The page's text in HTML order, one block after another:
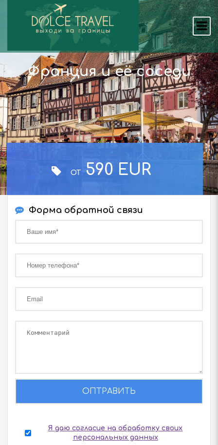
Франция и её соседи
ОТ 590 EUR
Форма обратной связи
ОПТРАВИТЬ
Я даю согласие на обработку своих
персональных данных